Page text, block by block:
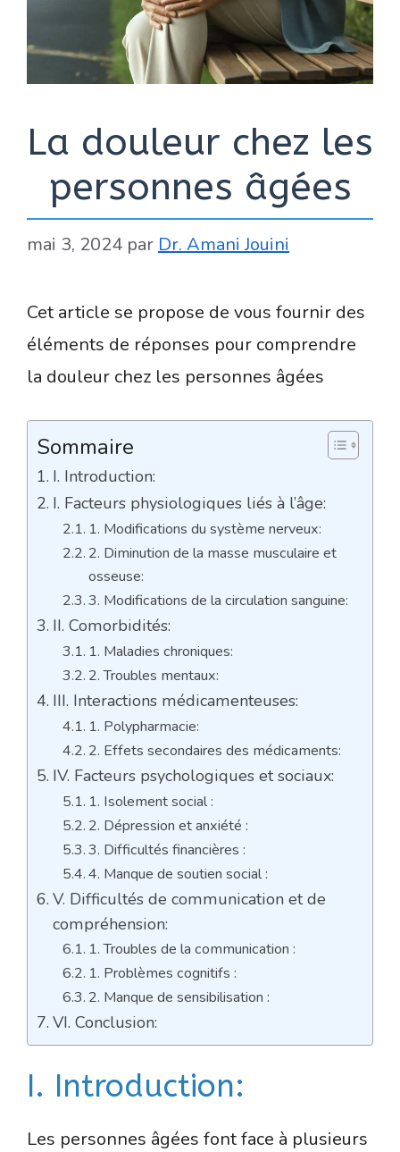
La douleur chez les
personnes âgées
mai 3, 2024 par Dr. Amani Jouini
Cet article se propose de vous fournir des
éléments de réponses pour comprendre
la douleur chez les personnes âgées
Sommaire
I. Introduction:
I. Facteurs physiologiques liés à l’âge:
1. Modifications du système nerveux:
2. Diminution de la masse musculaire et
osseuse:
3. Modifications de la circulation sanguine:
II. Comorbidités:
1. Maladies chroniques:
2. Troubles mentaux:
III. Interactions médicamenteuses:
1. Polypharmacie:
2. Effets secondaires des médicaments:
IV. Facteurs psychologiques et sociaux:
1. Isolement social :
2. Dépression et anxiété :
3. Difficultés financières :
4. Manque de soutien social :
V. Difficultés de communication et de
compréhension:
1. Troubles de la communication :
1. Problèmes cognitifs :
2. Manque de sensibilisation :
VI. Conclusion:
I. Introduction:
Les personnes âgées font face à plusieurs